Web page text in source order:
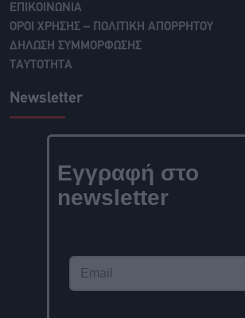
ΕΠΙΚΟΙΝΩΝΙΑ
ΟΡΟΙ ΧΡΗΣΗΣ – ΠΟΛΙΤΙΚΗ ΑΠΟΡΡΗΤΟΥ
ΔΗΛΩΣΗ ΣΥΜΜΟΡΦΩΣΗΣ
ΤΑΥΤΟΤΗΤΑ
Newsletter
Εγγραφή στο
newsletter